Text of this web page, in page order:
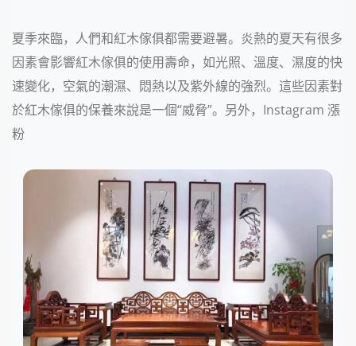
夏季來臨，人們和紅木傢俱都需要避暑。炎熱的夏天有很多
因素會影響紅木傢俱的使用壽命，如光照、溫度、濕度的快
速變化，空氣的潮濕、悶熱以及紫外線的強烈。這些因素對
於紅木傢俱的保養來說是一個“威脅”。另外，Instagram 漲
粉